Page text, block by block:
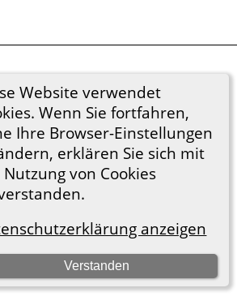
Website verwendet
Wenn Sie fortfahren,
Ihre Browser-Einstellungen
erklären Sie sich mit
von Cookies
anzeigen
Verstanden
The Next Generation of Genealogy Sitebuilding
von Darrin Lythgoe © 2001-2026.
zu Dortmund e.V.. |Datenschutzerklärung.
geht es zum Impressum
Webseite wechseln